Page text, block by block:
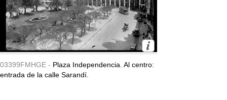
03399FMHGE - Plaza Independencia. Al centro:
entrada de la calle Sarandí.